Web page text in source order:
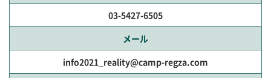
03-5427-6505
メール
info2021_reality@camp-regza.com